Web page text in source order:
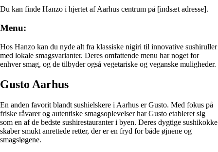
Du kan finde Hanzo i hjertet af Aarhus centrum på [indsæt adresse].
Menu:
Hos Hanzo kan du nyde alt fra klassiske nigiri til innovative sushiruller
med lokale smagsvarianter. Deres omfattende menu har noget for
enhver smag, og de tilbyder også vegetariske og veganske muligheder.
Gusto Aarhus
En anden favorit blandt sushielskere i Aarhus er Gusto. Med fokus på
friske råvarer og autentiske smagsoplevelser har Gusto etableret sig
som en af de bedste sushirestauranter i byen. Deres dygtige sushikokke
skaber smukt anrettede retter, der er en fryd for både øjnene og
smagsløgene.